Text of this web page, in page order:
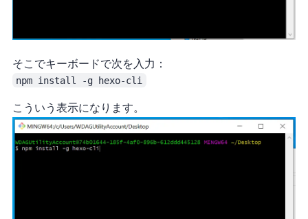
そこでキーボードで次を入力：
npm install -g hexo-cli
こういう表示になります。